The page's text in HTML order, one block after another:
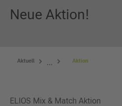
Neue Aktion!
Aktuell ... Aktion
ELIOS Mix & Match Aktion